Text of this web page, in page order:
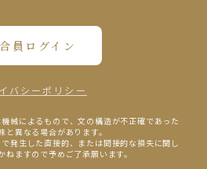
員ログイン
バシーポリシー
械によるもので、⽂の構造が不正確であった
と異なる場合があります。
発⽣した直接的、または間接的な損失に関し
ねますので予めご了承願います。